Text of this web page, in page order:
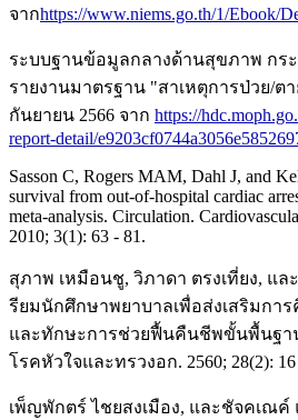
จากhttps://www.niems.go.th/1/Ebook/
ระบบฐานข้อมูลกลางด้านสุขภาพ กร
รายงานมาตรฐาน "สาเหตุการป่วย/ต
กันยายน 2566 จาก https://
report-detail/
Sasson C, Rogers MAM, Dahl J, and
survival from out-of-hospital cardiac
meta-analysis. Circulation.
2010; 3(1): 63 - 81.
สุภาพ เหมือนชู, วิภาดา ตรงเที่ยง, แ
รียมนักศึกษาพยาบาลเพื่อส่งเสริมก
และทักษะการช่วยฟื้นคืนชีพขั้นพื้นฐาน
โรคหัวใจและทรวงอก. 2560; 28(2): 16
เพ็ญพักตร์ ไชยสงเมือง, และชัจคเณค์